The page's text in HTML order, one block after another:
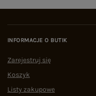
INFORMACJE O BUTIK
Zarejestruj się
Koszyk
Listy zakupowe